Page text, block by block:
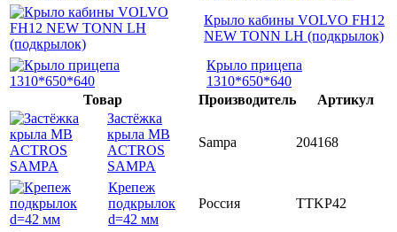
Крыло кабины VOLVO FH12
NEW TONN LH (подкрылок)
Крыло прицепа
1310*650*640
Товар
Производитель
Артикул
Застёжка
крыла MB
ACTROS
SAMPA
Sampa 204168
Крепеж
подкрылок
d=42 мм
Россия TTKP42